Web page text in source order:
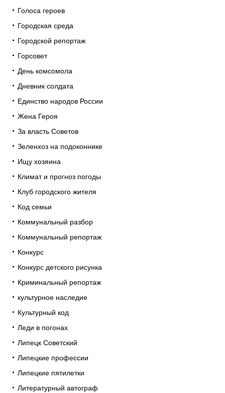
Голоса героев
Городская среда
Городской репортаж
Горсовет
День комсомола
Дневник солдата
Единство народов России
Жена Героя
За власть Советов
Зеленхоз на подоконнике
Ищу хозяина
Климат и прогноз погоды
Клуб городского жителя
Код семьи
Коммунальный разбор
Коммунальный репортаж
Конкурс
Конкурс детского рисунка
Криминальный репортаж
культурное наследие
Культурный код
Леди в погонах
Липецк Советский
Липецкие профессии
Липецкие пятилетки
Литературный автограф